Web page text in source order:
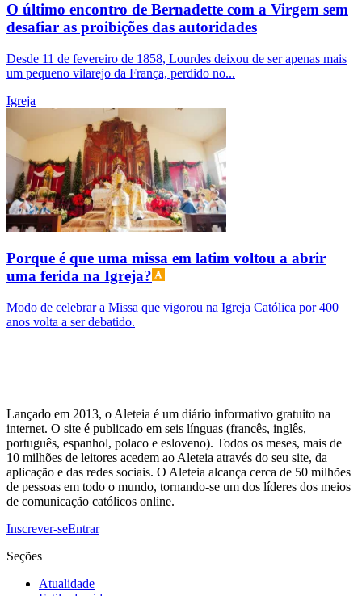
O último encontro de Bernadette com a Virgem sem
desafiar as proibições das autoridades
Desde 11 de fevereiro de 1858, Lourdes deixou de ser apenas mais
um pequeno vilarejo da França, perdido no...
Igreja
Porque é que uma missa em latim voltou a abrir
uma ferida na Igreja?
Modo de celebrar a Missa que vigorou na Igreja Católica por 400
anos volta a ser debatido.
Lançado em 2013, o Aleteia é um diário informativo gratuito na
internet. O site é publicado em seis línguas (francês, inglês,
português, espanhol, polaco e esloveno). Todos os meses, mais de
10 milhões de leitores acedem ao Aleteia através do seu site, da
aplicação e das redes sociais. O Aleteia alcança cerca de 50 milhões
de pessoas em todo o mundo, tornando-se um dos líderes dos meios
de comunicação católicos online.
Inscrever-seEntrar
Seções
Atualidade